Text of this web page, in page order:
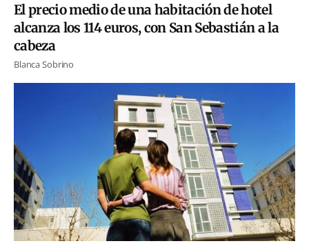
El precio medio de una habitación de hotel
alcanza los 114 euros, con San Sebastián a la
cabeza
Blanca Sobrino